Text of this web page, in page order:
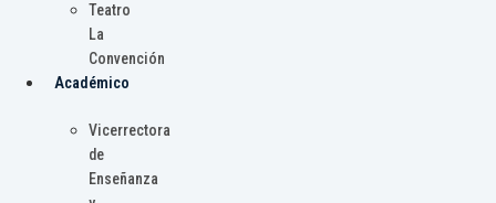
Teatro
La
Convención
Académico
Vicerrectora
de
Enseñanza